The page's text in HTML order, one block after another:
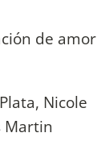
de amor
Nicole
Martin